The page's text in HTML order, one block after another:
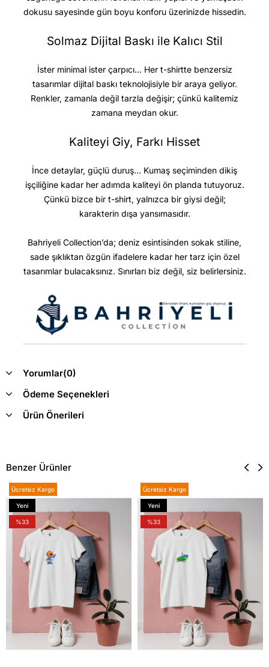
dokusu sayesinde gün boyu konforu üzerinizde hissedin.
Solmaz Dijital Baskı ile Kalıcı Stil
İster minimal ister çarpıcı… Her t-shirtte benzersiz
tasarımlar dijital baskı teknolojisiyle bir araya geliyor.
Renkler, zamanla değil tarzla değişir; çünkü kalitemiz
zamana meydan okur.
Kaliteyi Giy, Farkı Hisset
İnce detaylar, güçlü duruş… Kumaş seçiminden dikiş
işçiliğine kadar her adımda kaliteyi ön planda tutuyoruz.
Çünkü bizce bir t-shirt, yalnızca bir giysi değil;
karakterin dışa yansımasıdır.
Bahriyeli Collection’da; deniz esintisinden sokak stiline,
sade şıklıktan özgün ifadelere kadar her tarz için özel
tasarımlar bulacaksınız. Sınırları biz değil, siz belirlersiniz.
Yorumlar(0)
Ödeme Seçenekleri
Ürün Önerileri
Benzer Ürünler
Ücretsiz Kargo
Yeni
Ürün
%33
Ücretsiz Kargo
Yeni
Ürün
%33